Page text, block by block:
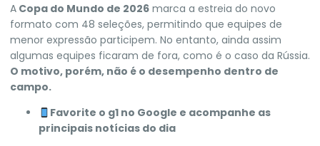
A Copa do Mundo de 2026 marca a estreia do novo
formato com 48 seleções, permitindo que equipes de
menor expressão participem. No entanto, ainda assim
algumas equipes ficaram de fora, como é o caso da Rússia.
O motivo, porém, não é o desempenho dentro de
campo.
Favorite o g1 no Google e acompanhe as
principais notícias do dia